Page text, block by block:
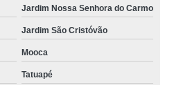
Jardim Nossa Senhora do Carmo
Jardim São Cristóvão
Mooca
Tatuapé